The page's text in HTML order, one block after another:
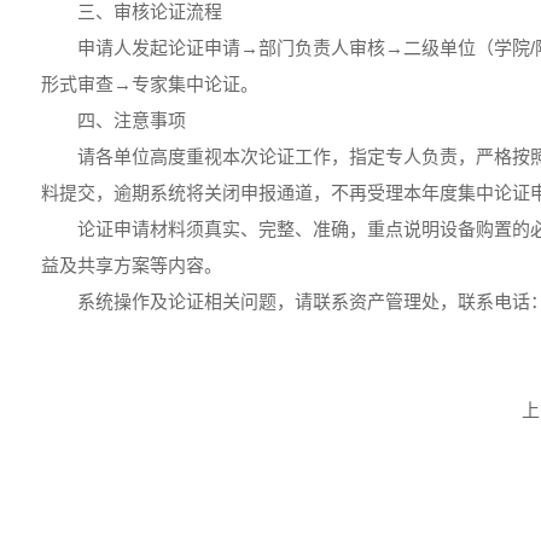
三、审核论证流程
申请人发起论证申请→部门负责人审核→二级单位（学院
形式审查→专家集中论证。
四、注意事项
请各单位高度重视本次论证工作，指定专人负责，严格按
料提交，逾期系统将关闭申报通道，不再受理本年度集中论证
论证申请材料须真实、完整、准确，重点说明设备购置的
益及共享方案等内容。
系统操作及论证相关问题，请联系资产管理处，联系电话